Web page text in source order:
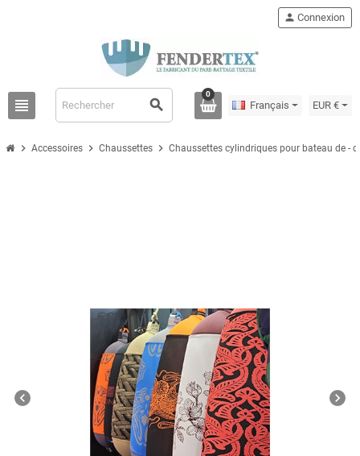
view_headline search
person Connexion
0
Français EUR €
chevron_right Accessoires chevron_right Chaussettes chevron_right Chaussettes cylindriques pour bateau de -
chevron_left chevron_right